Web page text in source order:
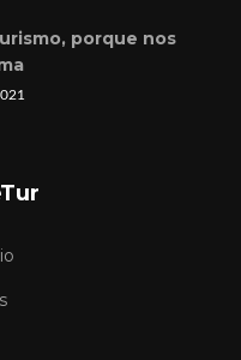
porque nos